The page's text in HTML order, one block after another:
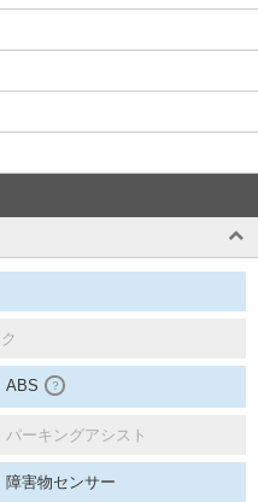
ABS ？
パーキングアシスト
障害物センサー